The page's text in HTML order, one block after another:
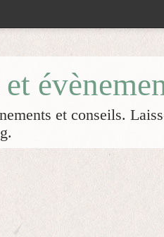
et conseils.